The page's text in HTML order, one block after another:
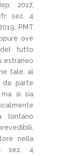
2017,
sez. 4
PMT
ove
tutto
estraneo
tale, al
parte
ma si sia
lontano
nella
sez. 4